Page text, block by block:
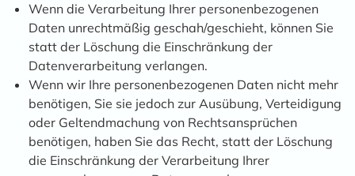
Wenn die Verarbeitung Ihrer personenbezogenen
Daten unrechtmäßig geschah/geschieht, können Sie
statt der Löschung die Einschränkung der
Datenverarbeitung verlangen.
Wenn wir Ihre personenbezogenen Daten nicht mehr
benötigen, Sie sie jedoch zur Ausübung, Verteidigung
oder Geltendmachung von Rechtsansprüchen
benötigen, haben Sie das Recht, statt der Löschung
die Einschränkung der Verarbeitung Ihrer